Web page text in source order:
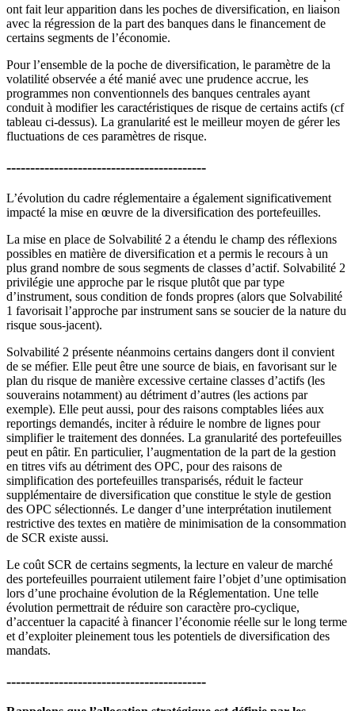
ont fait leur apparition dans les poches de diversification, en liaison
avec la régression de la part des banques dans le financement de
certains segments de l’économie.
Pour l’ensemble de la poche de diversification, le paramètre de la
volatilité observée a été manié avec une prudence accrue, les
programmes non conventionnels des banques centrales ayant
conduit à modifier les caractéristiques de risque de certains actifs (cf
tableau ci-dessus). La granularité est le meilleur moyen de gérer les
fluctuations de ces paramètres de risque.
------------------------------------------
L’évolution du cadre réglementaire a également significativement
impacté la mise en œuvre de la diversification des portefeuilles.
La mise en place de Solvabilité 2 a étendu le champ des réflexions
possibles en matière de diversification et a permis le recours à un
plus grand nombre de sous segments de classes d’actif. Solvabilité 2
privilégie une approche par le risque plutôt que par type
d’instrument, sous condition de fonds propres (alors que Solvabilité
1 favorisait l’approche par instrument sans se soucier de la nature du
risque sous-jacent).
Solvabilité 2 présente néanmoins certains dangers dont il convient
de se méfier. Elle peut être une source de biais, en favorisant sur le
plan du risque de manière excessive certaine classes d’actifs (les
souverains notamment) au détriment d’autres (les actions par
exemple). Elle peut aussi, pour des raisons comptables liées aux
reportings demandés, inciter à réduire le nombre de lignes pour
simplifier le traitement des données. La granularité des portefeuilles
peut en pâtir. En particulier, l’augmentation de la part de la gestion
en titres vifs au détriment des OPC, pour des raisons de
simplification des portefeuilles transparisés, réduit le facteur
supplémentaire de diversification que constitue le style de gestion
des OPC sélectionnés. Le danger d’une interprétation inutilement
restrictive des textes en matière de minimisation de la consommation
de SCR existe aussi.
Le coût SCR de certains segments, la lecture en valeur de marché
des portefeuilles pourraient utilement faire l’objet d’une optimisation
lors d’une prochaine évolution de la Réglementation. Une telle
évolution permettrait de réduire son caractère pro-cyclique,
d’accentuer la capacité à financer l’économie réelle sur le long terme
et d’exploiter pleinement tous les potentiels de diversification des
mandats.
------------------------------------------